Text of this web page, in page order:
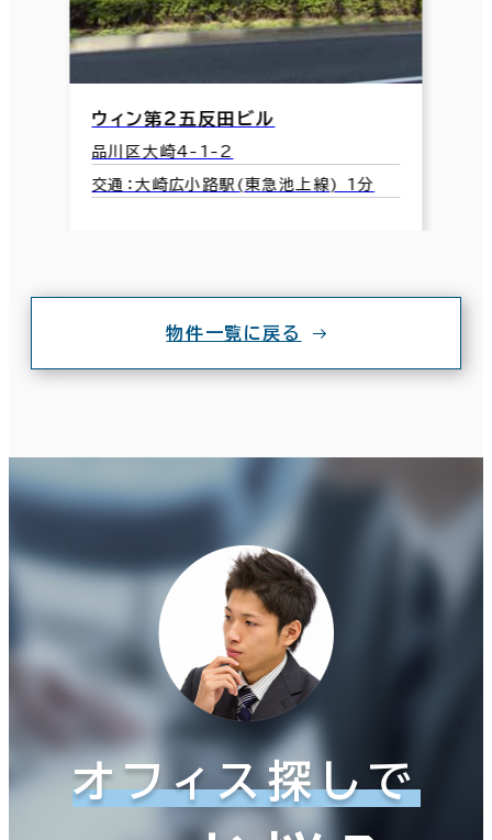
ウィン第２五反田ビル
品川区大崎4-1-2
交通：大崎広小路駅(東急池上線) 1分
物件一覧に戻る
オフィス探しで